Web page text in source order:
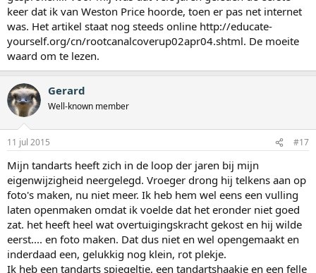
keer dat ik van Weston Price hoorde, toen er pas net internet
was. Het artikel staat nog steeds online http://educate-
yourself.org/cn/rootcanalcoverup02apr04.shtml. De moeite
waard om te lezen.
Gerard
Well-known member
11 jul 2015 #17
Mijn tandarts heeft zich in de loop der jaren bij mijn
eigenwijzigheid neergelegd. Vroeger drong hij telkens aan op
foto's maken, nu niet meer. Ik heb hem wel eens een vulling
laten openmaken omdat ik voelde dat het eronder niet goed
zat. het heeft heel wat overtuigingskracht gekost en hij wilde
eerst.... en foto maken. Dat dus niet en wel opengemaakt en
inderdaad een, gelukkig nog klein, rot plekje.
Ik heb een tandarts spiegeltje, een tandartshaakje en een felle